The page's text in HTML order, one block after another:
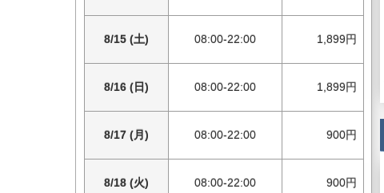
8/15 (土) 08:00-22:00 1,899円
8/16 (日) 08:00-22:00 1,899円
8/17 (月) 08:00-22:00 900円
8/18 (火) 08:00-22:00 900円